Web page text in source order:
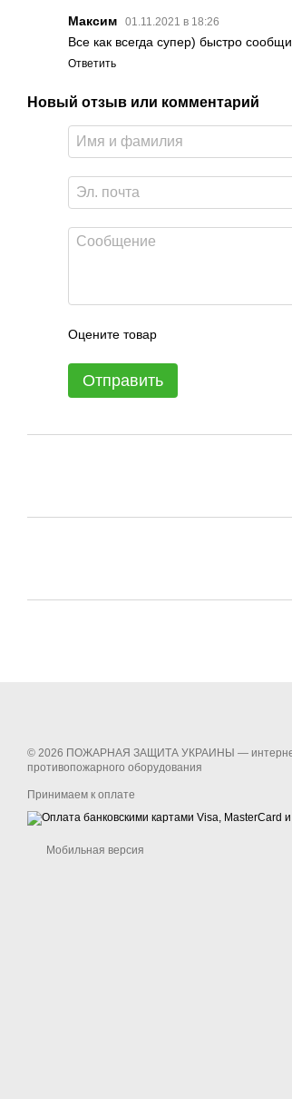
Максим 01.11.2021 в 18:26
Все как всегда супер) быстро
Ответить
Новый отзыв или комментарий
Оцените товар
Отправить
© 2026 ПОЖАРНАЯ ЗАЩИТА УКРАИНЫ —
противопожарного оборудования
Принимаем к оплате
Мобильная версия